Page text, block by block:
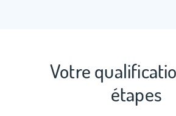
Votre
étapes